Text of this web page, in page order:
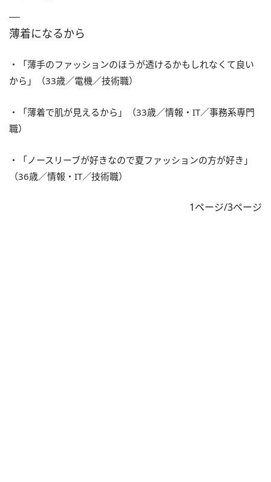
薄着になるから
・「薄手のファッションのほうが透けるかもしれなくて良い
から」（33歳／電機／技術職）
・「薄着で肌が見えるから」（33歳／情報・IT／事務系専門
職）
・「ノースリーブが好きなので夏ファッションの方が好き」
（36歳／情報・IT／技術職）
1ページ/3ページ